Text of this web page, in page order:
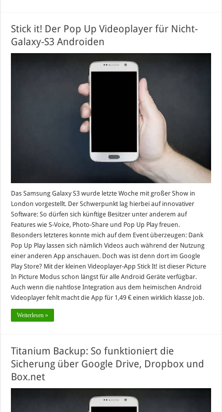
Stick it! Der Pop Up Videoplayer für Nicht-
Galaxy-S3 Androiden
Das Samsung Galaxy S3 wurde letzte Woche mit großer Show in
London vorgestellt. Der Schwerpunkt lag hierbei auf innovativer
Software: So dürfen sich künftige Besitzer unter anderem auf
Features wie S-Voice, Photo-Share und Pop Up Play freuen.
Besonders letzteres konnte mich auf dem Event überzeugen: Dank
Pop Up Play lassen sich nämlich Videos auch während der Nutzung
einer anderen App anschauen. Doch was ist denn dort im Google
Play Store? Mit der kleinen Videoplayer-App Stick It! ist dieser Picture
In Picture Modus schon längst für alle Android Geräte verfügbar.
Auch wenn die nahtlose Integration aus dem heimischen Android
Videoplayer fehlt macht die App für 1,49 € einen wirklich klasse Job.
Weiterlesen »
Titanium Backup: So funktioniert die
Sicherung über Google Drive, Dropbox und
Box.net